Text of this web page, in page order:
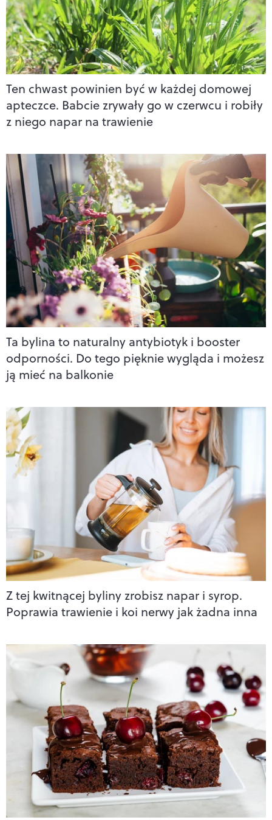
Ten chwast powinien być w każdej domowej
apteczce. Babcie zrywały go w czerwcu i robiły
z niego napar na trawienie
Ta bylina to naturalny antybiotyk i booster
odporności. Do tego pięknie wygląda i możesz
ją mieć na balkonie
Z tej kwitnącej byliny zrobisz napar i syrop.
Poprawia trawienie i koi nerwy jak żadna inna